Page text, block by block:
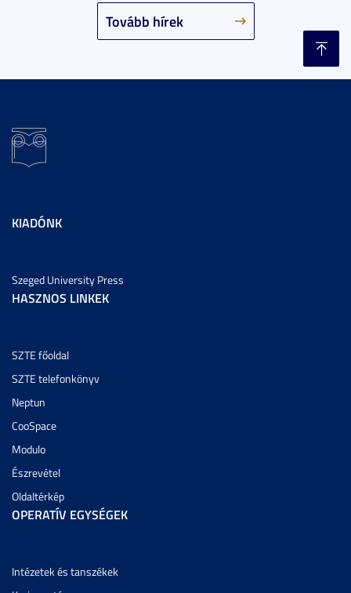
Tovább hírek
KIADÓNK
Szeged University Press
HASZNOS LINKEK
SZTE főoldal
SZTE telefonkönyv
Neptun
CooSpace
Modulo
Észrevétel
Oldaltérkép
OPERATÍV EGYSÉGEK
Intézetek és tanszékek